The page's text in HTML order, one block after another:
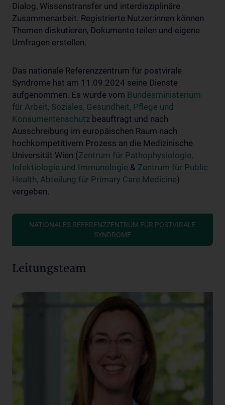
Dialog, Wissenstransfer und interdisziplinäre
Zusammenarbeit. Registrierte Nutzer:innen können
Themen diskutieren, Dokumente teilen und eigene
Umfragen erstellen.
Das nationale Referenzzentrum für postvirale
Syndrome hat am 11.09.2024 seine Dienste
aufgenommen. Es wurde vom Bundesministerium
für Arbeit, Soziales, Gesundheit, Pflege und
Konsumentenschutz beauftragt und nach
Ausschreibung im europäischen Raum nach
hochkompetitivem Prozess an die Medizinische
Universität Wien (Zentrum für Pathophysiologie,
Infektiologie und Immunologie & Zentrum für Public
Health, Abteilung für Primary Care Medicine)
vergeben.
NATIONALES REFERENZZENTRUM FÜR POSTVIRALE
SYNDROME
Leitungsteam